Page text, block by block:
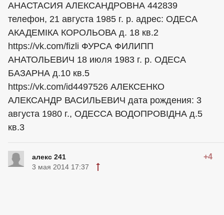
АНАСТАСИЯ АЛЕКСАНДРОВНА 442839
телефон, 21 августа 1985 г. р. адрес: ОДЕСА
АКАДЕМІКА КОРОЛЬОВА д. 18 кв.2
https://vk.com/fizli ФУРСА ФИЛИПП
АНАТОЛЬЕВИЧ 18 июля 1983 г. р. ОДЕСА
БАЗАРНА д.10 кв.5
https://vk.com/id4497526 АЛЕКСЕНКО
АЛЕКСАНДР ВАСИЛЬЕВИЧ дата рождения: 3
августа 1980 г., ОДЕССА ВОДОПРОВІДНА д.5
кв.3
алекс 241 +4
3 мая 2014 17:37